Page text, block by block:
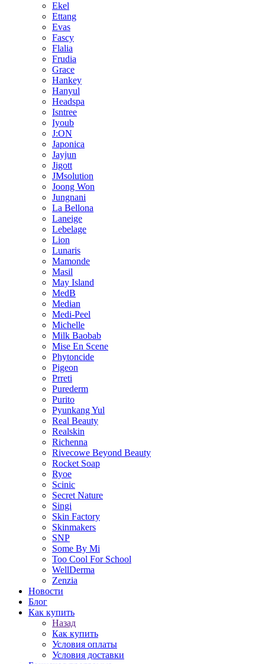
Ekel
Ettang
Evas
Fascy
Flalia
Frudia
Grace
Hankey
Hanyul
Headspa
Isntree
Iyoub
J:ON
Japonica
Jayjun
Jigott
JMsolution
Joong Won
Jungnani
La Bellona
Laneige
Lebelage
Lion
Lunaris
Mamonde
Masil
May Island
MedB
Median
Medi-Peel
Michelle
Milk Baobab
Mise En Scene
Phytoncide
Pigeon
Prreti
Purederm
Purito
Pyunkang Yul
Real Beauty
Realskin
Richenna
Rivecowe Beyond Beauty
Rocket Soap
Ryoe
Scinic
Secret Nature
Singi
Skin Factory
Skinmakers
SNP
Some By Mi
Too Cool For School
WellDerma
Zenzia
Новости
Блог
Как купить
Назад
Как купить
Условия оплаты
Условия доставки